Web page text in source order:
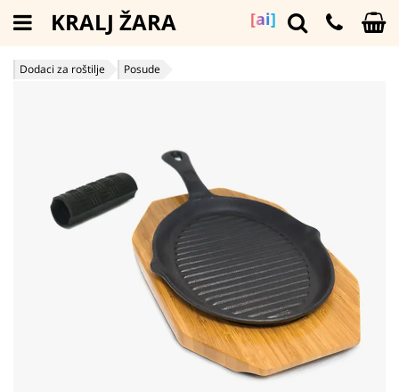
[ai]
KRALJ ŽARA
Dodaci za roštilje Posude